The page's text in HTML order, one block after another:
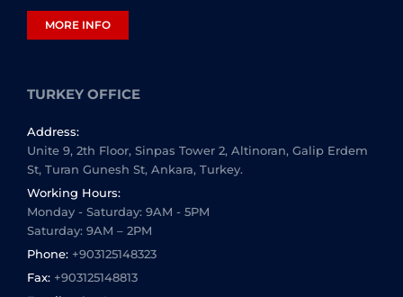
MORE INFO
TURKEY OFFICE
Address:
Unite 9, 2th Floor, Sinpas Tower 2, Altinoran, Galip Erdem
St, Turan Gunesh St, Ankara, Turkey.
Working Hours:
Monday - Saturday: 9AM - 5PM
Saturday: 9AM – 2PM
Phone: +903125148323
Fax: +903125148813